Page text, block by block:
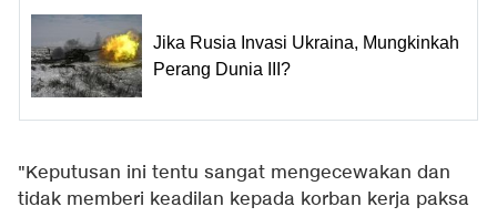
Jika Rusia Invasi Ukraina, Mungkinkah
Perang Dunia III?
"Keputusan ini tentu sangat mengecewakan dan
tidak memberi keadilan kepada korban kerja paksa